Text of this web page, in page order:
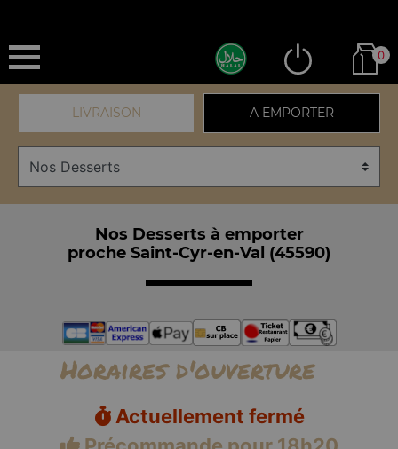
0
LIVRAISON A EMPORTER
Nos Desserts à emporter
proche Saint-Cyr-en-Val (45590)
Horaires d'ouverture
Actuellement fermé